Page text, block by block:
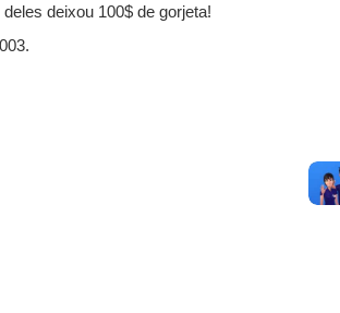
deixou 100$ de gorjeta!